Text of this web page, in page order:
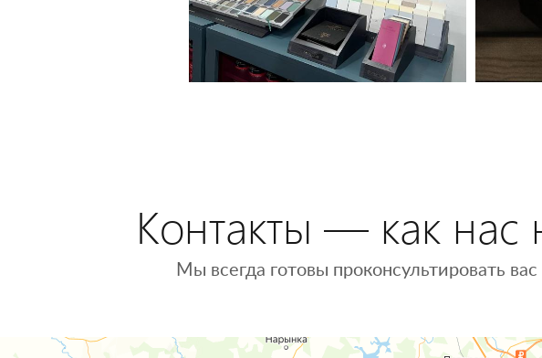
Контакты — как нас
Мы всегда готовы проконсультировать